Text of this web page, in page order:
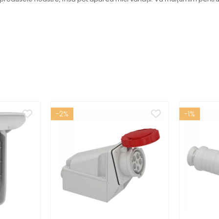
-2% -1%